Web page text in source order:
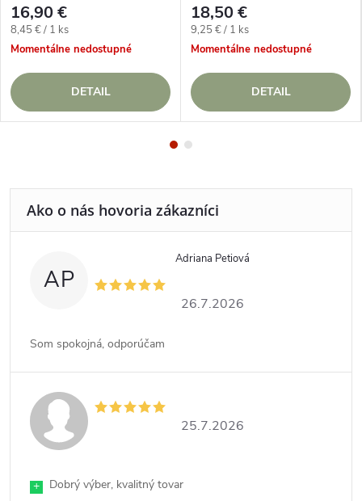
16,90 €
Jednotková
cena:
8,45 € / 1 ks
Momentálne nedostupné
DETAIL
18,50 €
Jednotková
cena:
9,25 € / 1 ks
Momentálne nedostupné
DETAIL
AP
Adriana Petiová
26.7.2026
Som spokojná, odporúčam
25.7.2026
+ Dobrý výber, kvalitný tovar